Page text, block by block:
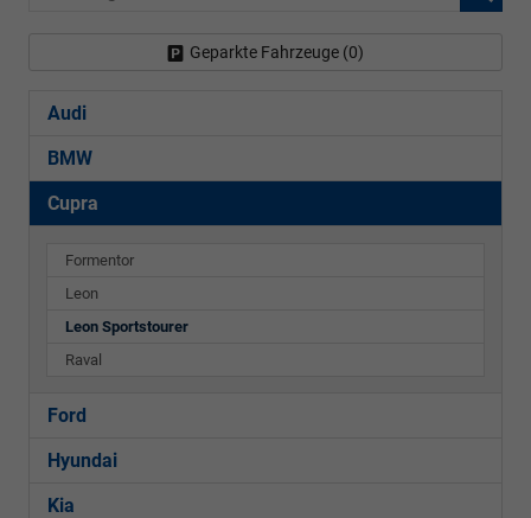
Geparkte Fahrzeuge (0)
Audi
BMW
Cupra
Formentor
Leon
Leon Sportstourer
Raval
Ford
Hyundai
Kia